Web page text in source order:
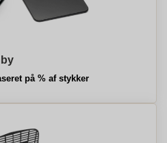
på % af stykker